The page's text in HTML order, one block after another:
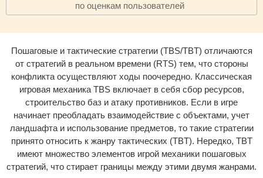
· по оценкам пользователей
Пошаговые и тактические стратегии (TBS/TBT) отличаются
от стратегий в реальном времени (RTS) тем, что стороны
конфликта осуществляют ходы поочередно. Классическая
игровая механика TBS включает в себя сбор ресурсов,
строительство баз и атаку противников. Если в игре
начинает преобладать взаимодействие с объектами, учет
ландшафта и использование предметов, то такие стратегии
принято относить к жанру тактических (TBT). Нередко, TBT
имеют множество элементов игрой механики пошаговых
стратегий, что стирает границы между этими двумя жанрами.